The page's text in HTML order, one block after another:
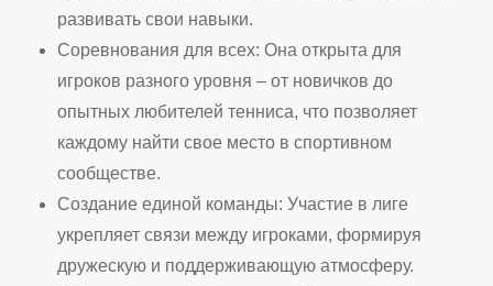
развивать свои навыки.
Соревнования для всех: Она открыта для
игроков разного уровня – от новичков до
опытных любителей тенниса, что позволяет
каждому найти свое место в спортивном
сообществе.
Создание единой команды: Участие в лиге
укрепляет связи между игроками, формируя
дружескую и поддерживающую атмосферу.